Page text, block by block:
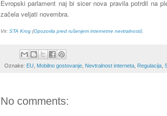
Evropski parlament naj bi sicer nova pravila potrdil na
začela veljati novembra.
Vir: STA Krog (Opozorila pred rušenjem internetne nevtralnosti).
Oznake: EU, Mobilno gostovanje, Nevtralnost interneta, Regulacija,
No comments: